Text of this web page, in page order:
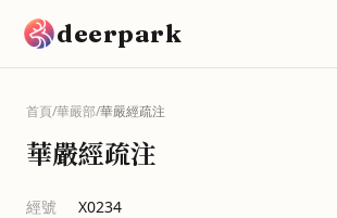
deerpark
首頁/華嚴部/華嚴經疏注
華嚴經疏注
經號
X0234